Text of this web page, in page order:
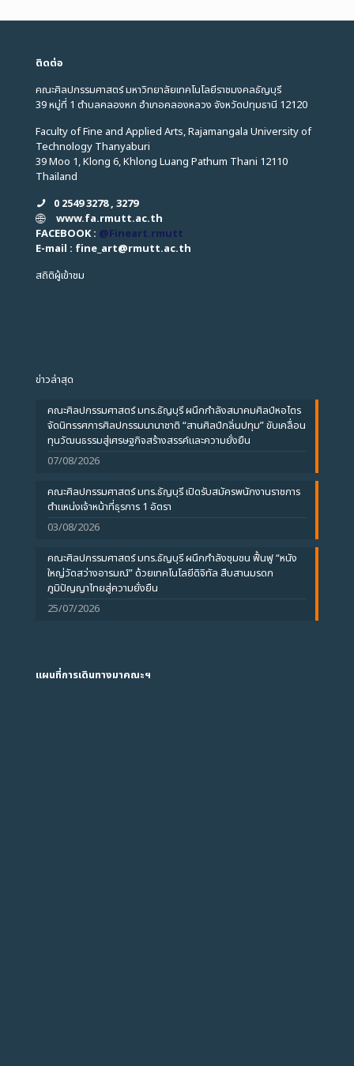
ติดต่อ
คณะศิลปกรรมศาสตร์ มหาวิทยาลัยเทคโนโลยีราชมงคลธัญบุรี
39 หมู่ที่ 1 ตำบลคลองหก อำเภอคลองหลวง จังหวัดปทุมธานี 12120
Faculty of Fine and Applied Arts, Rajamangala University of
Technology Thanyaburi
39 Moo 1, Klong 6, Khlong Luang Pathum Thani 12110
Thailand
0 2549 3278 , 3279
www.fa.rmutt.ac.th
FACEBOOK : @Fineart.rmutt
E-mail : fine_art@rmutt.ac.th
สถิติผู้เข้าชม
ข่าวล่าสุด
คณะศิลปกรรมศาสตร์ มทร.ธัญบุรี ผนึกกำลังสมาคมศิลป์หอไตร
จัดนิทรรศการศิลปกรรมนานาชาติ “สานศิลป์กลิ่นปทุม” ขับเคลื่อน
ทุนวัฒนธรรมสู่เศรษฐกิจสร้างสรรค์และความยั่งยืน
07/08/2026
คณะศิลปกรรมศาสตร์ มทร.ธัญบุรี เปิดรับสมัครพนักงานราชการ
ตำแหน่งเจ้าหน้าที่ธุรการ 1 อัตรา
03/08/2026
คณะศิลปกรรมศาสตร์ มทร.ธัญบุรี ผนึกกำลังชุมชน ฟื้นฟู “หนัง
ใหญ่วัดสว่างอารมณ์” ด้วยเทคโนโลยีดิจิทัล สืบสานมรดก
ภูมิปัญญาไทยสู่ความยั่งยืน
25/07/2026
แผนที่การเดินทางมาคณะฯ